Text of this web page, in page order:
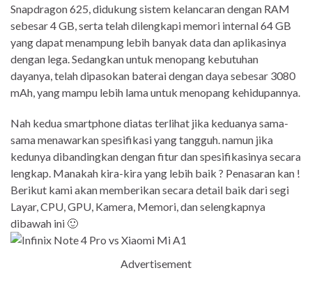
Snapdragon 625, didukung sistem kelancaran dengan RAM
sebesar 4 GB, serta telah dilengkapi memori internal 64 GB
yang dapat menampung lebih banyak data dan aplikasinya
dengan lega. Sedangkan untuk menopang kebutuhan
dayanya, telah dipasokan baterai dengan daya sebesar 3080
mAh, yang mampu lebih lama untuk menopang kehidupannya.
Nah kedua smartphone diatas terlihat jika keduanya sama-
sama menawarkan spesifikasi yang tangguh. namun jika
kedunya dibandingkan dengan fitur dan spesifikasinya secara
lengkap. Manakah kira-kira yang lebih baik ? Penasaran kan !
Berikut kami akan memberikan secara detail baik dari segi
Layar, CPU, GPU, Kamera, Memori, dan selengkapnya
dibawah ini 🙂
Advertisement